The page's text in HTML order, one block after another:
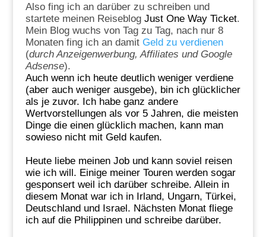
Also fing ich an darüber zu schreiben und
startete meinen Reiseblog Just One Way Ticket.
Mein Blog wuchs von Tag zu Tag, nach nur 8
Monaten fing ich an damit Geld zu verdienen
(durch Anzeigenwerbung, Affiliates und Google
Adsense).
Auch wenn ich heute deutlich weniger verdiene
(aber auch weniger ausgebe), bin ich glücklicher
als je zuvor. Ich habe ganz andere
Wertvorstellungen als vor 5 Jahren, die meisten
Dinge die einen glücklich machen, kann man
sowieso nicht mit Geld kaufen.
Heute liebe meinen Job und kann soviel reisen
wie ich will. Einige meiner Touren werden sogar
gesponsert weil ich darüber schreibe. Allein in
diesem Monat war ich in Irland, Ungarn, Türkei,
Deutschland und Israel. Nächsten Monat fliege
ich auf die Philippinenund schreibe darüber.